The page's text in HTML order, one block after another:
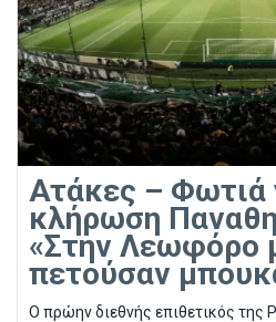
Ατάκες – Φωτιά
κλήρωση
«Στην Λεωφόρο
πετούσαν
Ο πρώην διεθνής επιθετικός της